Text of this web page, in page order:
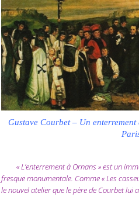
Gustave Courbet – Un enterrement
« L’enterrement à Ornans » est un
fresque monumentale. Comme « Les
le nouvel atelier que le père de Courbet lui